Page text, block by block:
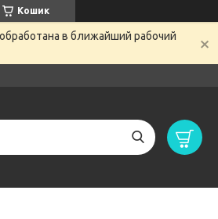
Кошик
в ближайший рабочий